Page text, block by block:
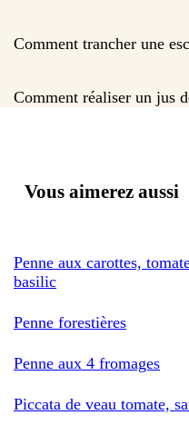
Comment trancher une
Comment réaliser un jus
Vous aimerez aussi
Penne aux carottes,
basilic
Penne forestières
Penne aux 4 fromages
Piccata de veau tomate,